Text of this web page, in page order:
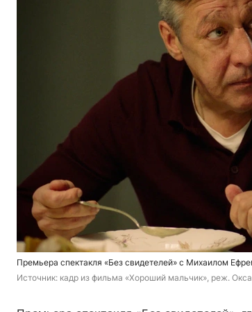
Премьера спектакля «Без свидетелей» с Михаилом
Источник: кадр из фильма «Хороший мальчик», реж.